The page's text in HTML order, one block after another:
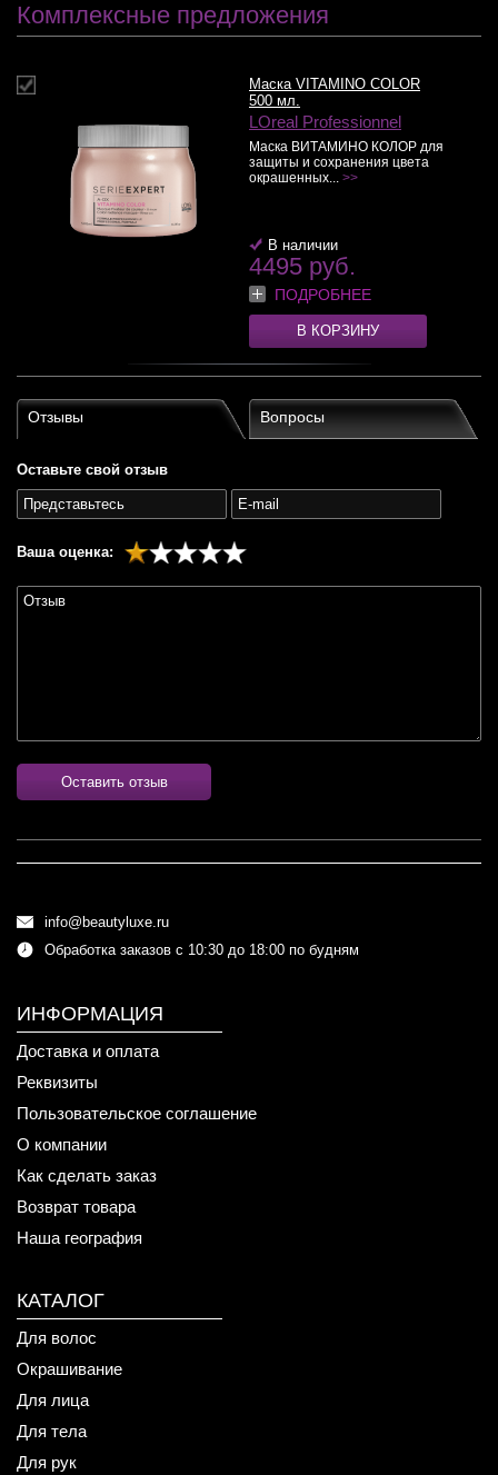
Комплексные предложения
Маска VITAMINO COLOR
500 мл.
LOreal Professionnel
Маска ВИТАМИНО КОЛОР для
защиты и сохранения цвета
окрашенных... >>
В наличии
4495 руб.
ПОДРОБНЕЕ
В КОРЗИНУ
Отзывы Вопросы
Оставьте свой отзыв
Ваша оценка:
Оставить отзыв
info@beautyluxe.ru
Обработка заказов с 10:30 до 18:00 по будням
ИНФОРМАЦИЯ
Доставка и оплата
Реквизиты
Пользовательское соглашение
О компании
Как сделать заказ
Возврат товара
Наша география
КАТАЛОГ
Для волос
Окрашивание
Для лица
Для тела
Для рук